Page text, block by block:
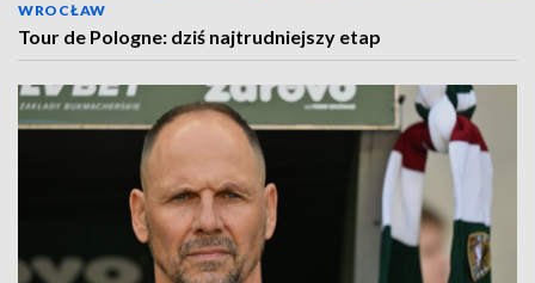
WROCŁAW
Tour de Pologne: dziś najtrudniejszy etap